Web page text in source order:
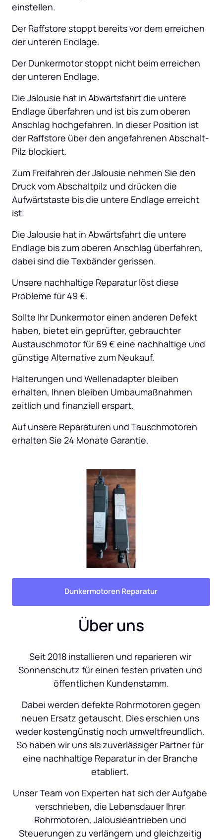
einstellen.
Der Raffstore stoppt bereits vor dem erreichen
der unteren Endlage.
Der Dunkermotor stoppt nicht beim erreichen
der unteren Endlage.
Die Jalousie hat in Abwärtsfahrt die untere
Endlage überfahren und ist bis zum oberen
Anschlag hochgefahren. In dieser Position ist
der Raffstore über den angefahrenen Abschalt-
Pilz blockiert.
Zum Freifahren der Jalousie nehmen Sie den
Druck vom Abschaltpilz und drücken die
Aufwärtstaste bis die untere Endlage erreicht
ist.
Die Jalousie hat in Abwärtsfahrt die untere
Endlage bis zum oberen Anschlag überfahren,
dabei sind die Texbänder gerissen.
Unsere nachhaltige Reparatur löst diese
Probleme für 49 €.
Sollte Ihr Dunkermotor einen anderen Defekt
haben, bietet ein geprüfter, gebrauchter
Austauschmotor für 69 € eine nachhaltige und
günstige Alternative zum Neukauf.
Halterungen und Wellenadapter bleiben
erhalten, Ihnen bleiben Umbaumaßnahmen
zeitlich und finanziell erspart.
Auf unsere Reparaturen und Tauschmotoren
erhalten Sie 24 Monate Garantie.
Dunkermotoren Reparatur
Über uns
Seit 2018 installieren und reparieren wir
Sonnenschutz für einen festen privaten und
öffentlichen Kundenstamm.
neuen Ersatz getauscht. Dies erschien uns
weder kostengünstig noch umweltfreundlich.
So haben wir uns als zuverlässiger Partner für
eine nachhaltige Reparatur in der Branche
etabliert.
Unser Team von Experten hat sich der Aufgabe
verschrieben, die Lebensdauer Ihrer
Rohrmotoren, Jalousieantrieben und
Steuerungen zu verlängern und gleichzeitig